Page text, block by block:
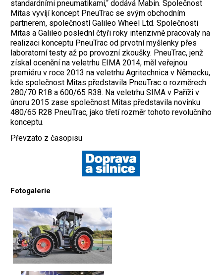
standardními pneumatikami,“ dodává Mabin. Společnost
Mitas vyvíjí koncept PneuTrac se svým obchodním
partnerem, společností Galileo Wheel Ltd. Společnosti
Mitas a Galileo poslední čtyři roky intenzivně pracovaly na
realizaci konceptu PneuTrac od prvotní myšlenky přes
laboratorní testy až po provozní zkoušky. PneuTrac, jenž
získal ocenění na veletrhu EIMA 2014, měl veřejnou
premiéru v roce 2013 na veletrhu Agritechnica v Německu,
kde společnost Mitas představila PneuTrac o rozměrech
280/70 R18 a 600/65 R38. Na veletrhu SIMA v Paříži v
únoru 2015 zase společnost Mitas představila novinku
480/65 R28 PneuTrac, jako třetí rozměr tohoto revolučního
konceptu.
Převzato z časopisu
Fotogalerie